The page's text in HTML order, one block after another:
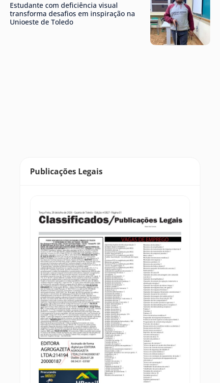
Estudante com deficiência visual
transforma desafios em inspiração na
Unioeste de Toledo
Publicações Legais